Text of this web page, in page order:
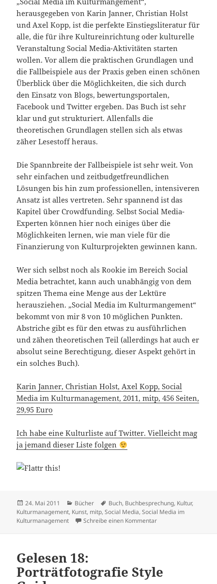
herausgegeben von Karin Janner, Christian Holst
und Axel Kopp, ist die perfekte Einstiegsliteratur für
alle, die für ihre Kultureinrichtung oder kulturelle
Veranstaltung Social Media-Aktivitäten starten
wollen. Vor allem die praktischen Grundlagen und
die Fallbeispiele aus der Praxis geben einen schönen
Überblick über die Möglichkeiten, die sich durch
den Einsatz von Blogs, bewertungsportalen,
Facebook und Twitter ergeben. Das Buch ist sehr
klar und gut strukturiert. Allenfalls die
theoretischen Grundlagen stellen sich als etwas
zäher Lesestoff heraus.
Die Spannbreite der Fallbeispiele ist sehr weit. Von
sehr einfachen und zeitbudgetfreundlichen
Lösungen bis hin zum professionellen, intensiveren
Ansatz ist alles vertreten. Sehr spannend ist das
Kapitel über Crowdfunding. Selbst Social Media-
Experten können hier noch einiges über die
Möglichkeiten lernen, wie man viele für die
Finanzierung von Kulturprojekten gewinnen kann.
Wer sich selbst noch als Rookie im Bereich Social
Media betrachtet, kann auch unabhängig von dem
spitzen Thema eine Menge aus der Lektüre
herausziehen. „Social Media im Kulturmangement“
bekommt von mir 8 von 10 möglichen Punkten.
Abstriche gibt es für den etwas zu ausführlichen
und zähen theoretischen Teil (allerdings hat auch er
absolut seine Berechtigung, dieser Aspekt gehört in
ein solches Buch).
Karin Janner, Christian Holst, Axel Kopp, Social
Media im Kulturmanagement, 2011, mitp, 456 Seiten,
29,95 Euro
Ich habe eine Kulturliste auf Twitter. Vielleicht mag
ja jemand dieser Liste folgen
Veröffentlicht
am
24. Mai 2011 Kategorien
Bücher Schlagwörter
Buch, Buchbesprechung, Kultur,
Kulturmanagement, Kunst, mitp,Social Media,Social Media im
Kulturmanagement
Schreibe einen Kommentarzu Gelesen 21:
Gelesen 18:
Porträtfotografie Style